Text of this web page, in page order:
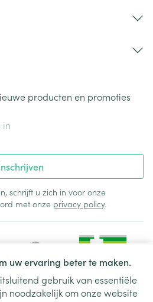
uw ervaring beter te maken.
gebruik van essentiële
noodzakelijk om onze website
producten en promoties
schrijft u zich in voor onze
met onze privacy policy.